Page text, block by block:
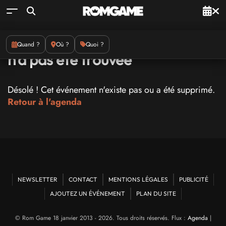
Quand ? Où ? Quoi ?
La page que vous recherchez
n'a pas été trouvée
Désolé ! Cet événement n'existe pas ou a été supprimé.
Retour à l'agenda
NEWSLETTER CONTACT MENTIONS LÉGALES
PUBLICITÉ
AJOUTEZ UN ÉVÉNEMENT
PLAN DU SITE
© Rom Game 18 janvier 2013 - 2026. Tous droits réservés. Flux : Agenda |